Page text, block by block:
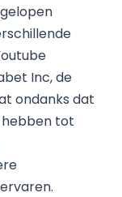
Inc, de
ondanks dat
tot